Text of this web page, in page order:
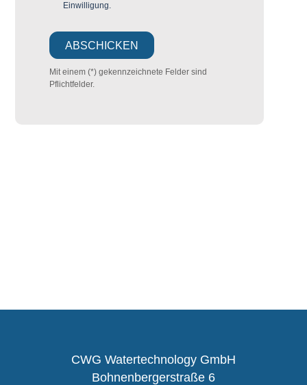
Einwilligung.
Mit einem (*) gekennzeichnete Felder sind
Pflichtfelder.
CWG Watertechnology GmbH
Bohnenbergerstraße 6